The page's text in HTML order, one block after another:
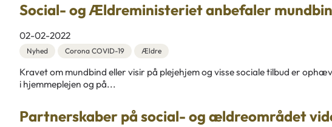
Social- og Ældreministeriet anbefaler
02-02-2022
Nyhed Corona COVID-19 Ældre
Kravet om mundbind eller visir på plejehjem og visse sociale tilbud er
i hjemmeplejen og på...
Partnerskaber på social- og ældreområdet